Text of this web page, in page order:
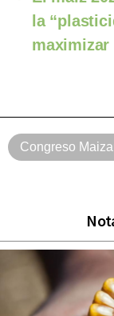
la
maximizar
Congreso